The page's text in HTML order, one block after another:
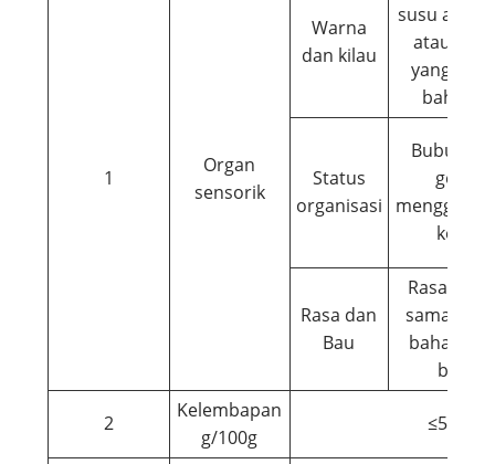
1
Organ
sensorik
Warna
dan kilau
susu atau
atau
yang
bahan
Status
organisasi
Bubuk
Rasa dan
Bau
Rasanya
sama
2
Kelembapan
g/100g
≤5.0